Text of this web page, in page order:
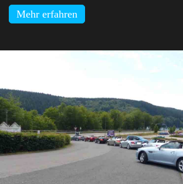
Mehr erfahren